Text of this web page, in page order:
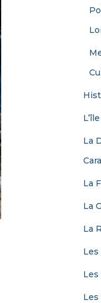
La
La
La
La
Les
Les
Les